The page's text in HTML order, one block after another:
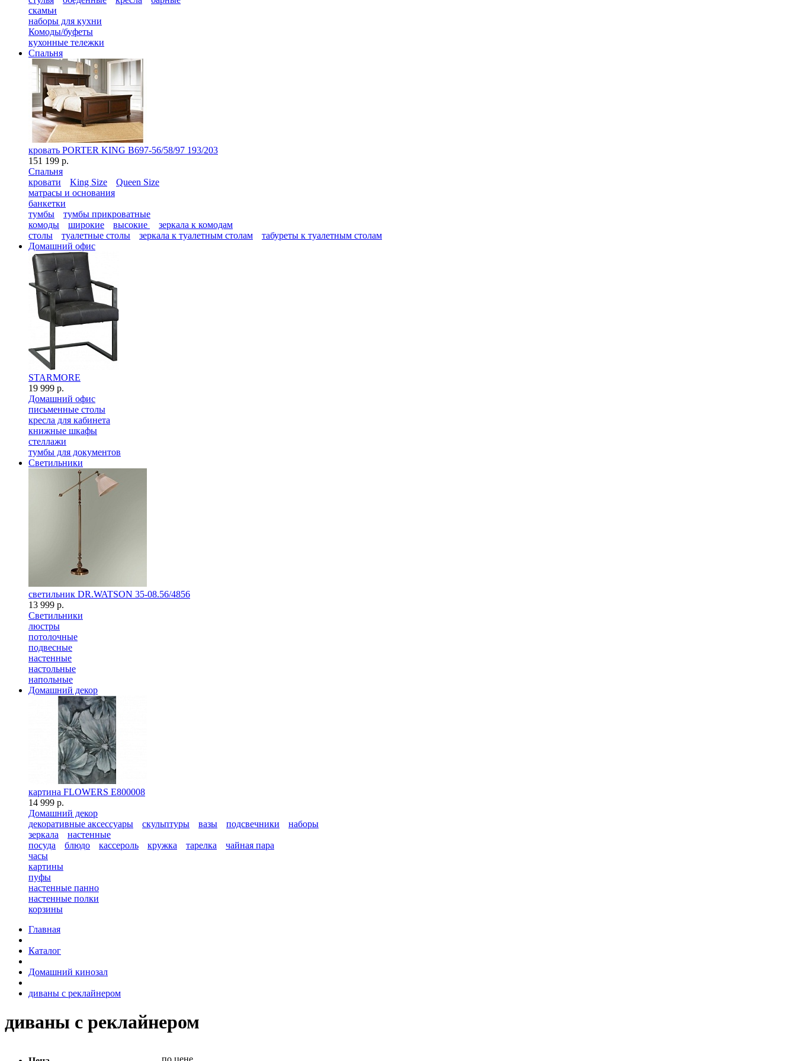
скамьи
наборы для кухни
Комоды/буфеты
кухонные тележки
Спальня
кровать PORTER KING B697-56/58/97 193/203
151 199 р.
Спальня
кровати
King Size
Queen Size
матрасы и основания
банкетки
тумбы
тумбы прикроватные
комоды
широкие высокие
зеркала к комодам
столы
туалетные столы зеркала к туалетным столам
табуреты к туалетным столам
Домашний офис
STARMORE
19 999 р.
Домашний офис
письменные столы
кресла для кабинета
книжные шкафы
стеллажи
тумбы для документов
Светильники
светильник DR.WATSON 35-08.56/4856
13 999 р.
Светильники
люстры
потолочные
подвесные
настенные
настольные
напольные
Домашний декор
картина FLOWERS E800008
14 999 р.
Домашний декор
декоративные аксессуары
скульптуры вазы подсвечники
наборы
зеркала
настенные
посуда
блюдо кассероль кружка тарелка
чайная пара
часы
картины
пуфы
настенные панно
настенные полки
корзины
Главная
Каталог
Домашний кинозал
диваны с реклайнером
диваны с реклайнером
по цене